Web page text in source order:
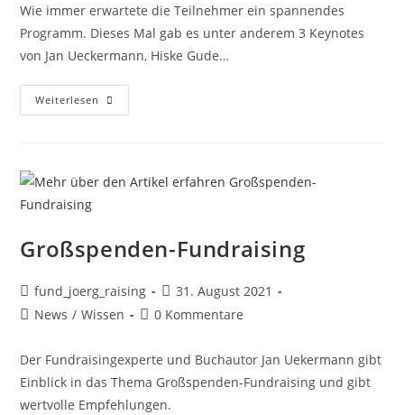
Wie immer erwartete die Teilnehmer ein spannendes
Programm. Dieses Mal gab es unter anderem 3 Keynotes
von Jan Ueckermann, Hiske Gude…
Weiterlesen
Großspenden-Fundraising
fund_joerg_raising
31. August 2021
News / Wissen 0 Kommentare
Der Fundraisingexperte und Buchautor Jan Uekermann gibt
Einblick in das Thema Großspenden-Fundraising und gibt
wertvolle Empfehlungen.